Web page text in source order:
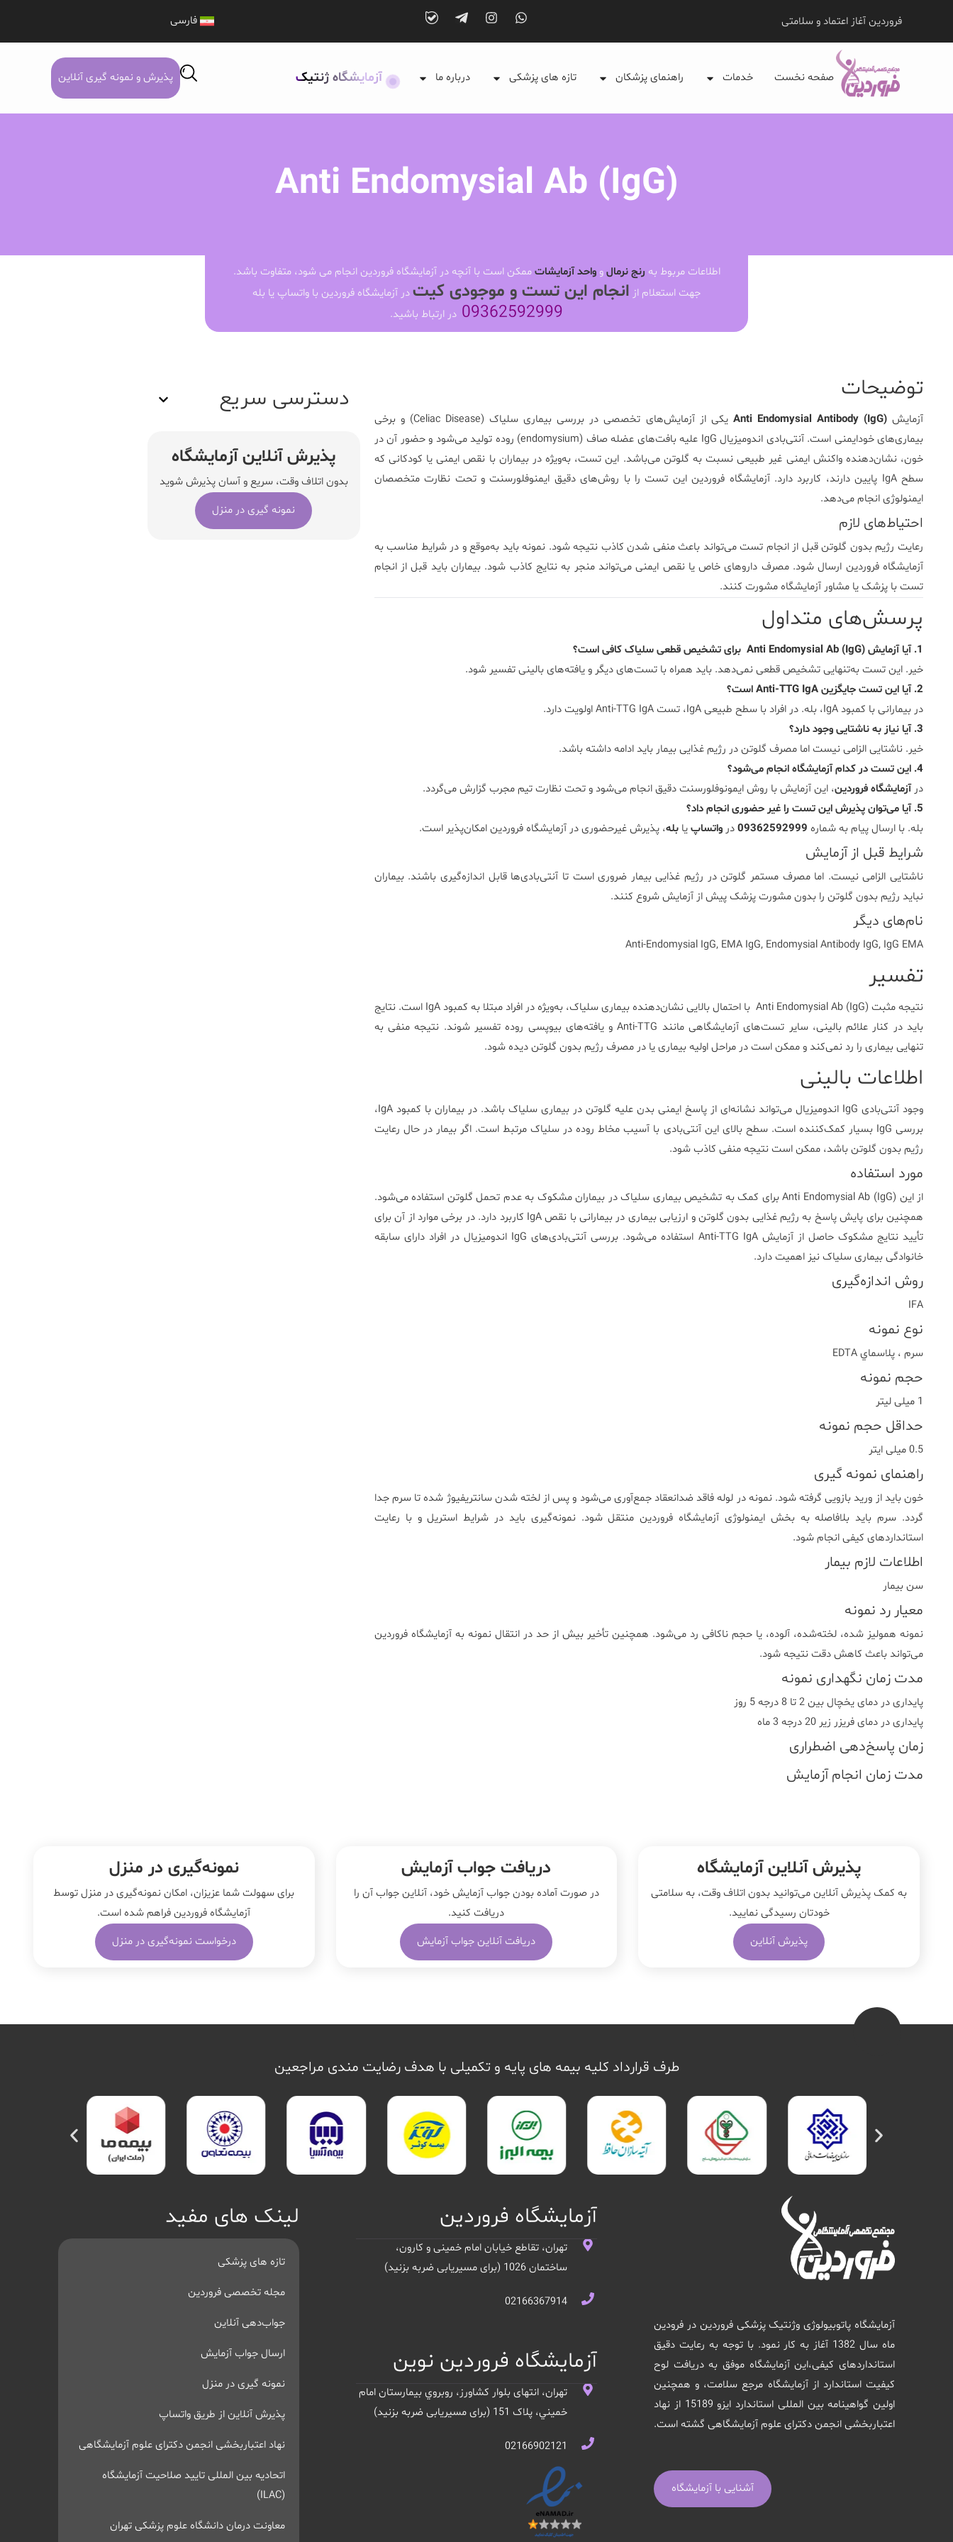
فروردین آغاز اعتماد و سلامتی فارسی
صفحه نخست خدمات راهنمای پزشکان تازه های پزشکی درباره ما آزمایشگاه ژنتیک پذیرش و نمونه گیری آنلاین
Anti Endomysial Ab (IgG)
اطلاعات مربوط به رنج نرمالوواحد آزمایشاتممکن است با آنچه در آزمایشگاه فروردین انجام می شود، متفاوت باشد.
جهت استعلام از انجام این تست و موجودی کیتدر آزمایشگاه فروردین با واتساپ یا بله
09362592999 در ارتباط باشید.
توضیحات
آزمایشAnti Endomysial Antibody (IgG)
یکی از آزمایش‌های تخصصی در بررسی بیماری سلیاک (Celiac Disease) و برخی
بیماری‌های خودایمنی است. آنتی‌بادی اندومیزیال IgG علیه بافت‌های عضله صاف (endomysium) روده تولید می‌شود و حضور آن در
خون، نشان‌دهنده واکنش ایمنی غیر طبیعی نسبت به گلوتن می‌باشد. این تست، به‌ویژه در بیماران با نقص ایمنی یا کودکانی که
سطح IgA پایین دارند، کاربرد دارد.
آزمایشگاه فروردیناین تست را با روش‌های دقیق ایمنوفلورسنت و تحت نظارت متخصصان
ایمنولوژی انجام می‌دهد.
احتیاط‌های لازم
رعایت رژیم بدون گلوتن قبل از انجام تست می‌تواند باعث منفی شدن کاذب نتیجه شود. نمونه باید به‌موقع و در شرایط مناسب به
آزمایشگاه فروردین ارسال شود. مصرف داروهای خاص یا نقص ایمنی می‌تواند منجر به نتایج کاذب شود. بیماران باید قبل از انجام
تست با پزشک یا مشاور آزمایشگاه مشورت کنند.
پرسش‌های متداول
1. آیا آزمایش Anti Endomysial Ab (IgG) برای تشخیص قطعی سلیاک کافی است؟
خیر. این تست به‌تنهایی تشخیص قطعی نمی‌دهد. باید همراه با تست‌های دیگر و یافته‌های بالینی تفسیر شود.
2. آیا این تست جایگزین Anti-TTG IgA است؟
در بیمارانی با کمبود IgA، بله. در افراد با سطح طبیعی IgA، تست Anti-TTG IgA اولویت دارد.
3. آیا نیاز به ناشتایی وجود دارد؟
خیر. ناشتایی الزامی نیست اما مصرف گلوتن در رژیم غذایی بیمار باید ادامه داشته باشد.
4. این تست در کدام آزمایشگاه انجام می‌شود؟
درآزمایشگاه فروردین، این آزمایش با روش ایمونوفلورسنت دقیق انجام می‌شود و تحت نظارت تیم مجرب گزارش می‌گردد.
5. آیا می‌توان پذیرش این تست را غیر حضوری انجام داد؟
بله. با ارسال پیام به شماره 09362592999در واتساپیا بله، پذیرش غیرحضوری در آزمایشگاه فروردین امکان‌پذیر است.
شرایط قبل از آزمایش
ناشتایی الزامی نیست. اما مصرف مستمر گلوتن در رژیم غذایی بیمار ضروری است تا آنتی‌بادی‌ها قابل اندازه‌گیری باشند. بیماران
نباید رژیم بدون گلوتن را بدون مشورت پزشک پیش از آزمایش شروع کنند.
نام‌های دیگر
Anti-Endomysial IgG, EMA IgG, Endomysial Antibody IgG, IgG EMA
تفسیر
نتیجه مثبت Anti Endomysial Ab (IgG) با احتمال بالایی نشان‌دهنده بیماری سلیاک، به‌ویژه در افراد مبتلا به کمبود IgA است. نتایج
باید در کنار علائم بالینی، سایر تست‌های آزمایشگاهی مانند Anti-TTG و یافته‌های بیوپسی روده تفسیر شوند. نتیجه منفی به
تنهایی بیماری را رد نمی‌کند و ممکن است در مراحل اولیه بیماری یا در مصرف رژیم بدون گلوتن دیده شود.
اطلاعات بالینی
وجود آنتی‌بادی IgG اندومیزیال می‌تواند نشانه‌ای از پاسخ ایمنی بدن علیه گلوتن در بیماری سلیاک باشد. در بیماران با کمبود IgA،
بررسی IgG بسیار کمک‌کننده است. سطح بالای این آنتی‌بادی با آسیب مخاط روده در سلیاک مرتبط است. اگر بیمار در حال رعایت
رژیم بدون گلوتن باشد، ممکن است نتیجه منفی کاذب شود.
مورد استفاده
از این Anti Endomysial Ab (IgG) برای کمک به تشخیص بیماری سلیاک در بیماران مشکوک به عدم تحمل گلوتن استفاده می‌شود.
همچنین برای پایش پاسخ به رژیم غذایی بدون گلوتن و ارزیابی بیماری در بیمارانی با نقص IgA کاربرد دارد. در برخی موارد از آن برای
تأیید نتایج مشکوک حاصل از آزمایش Anti-TTG IgA استفاده می‌شود. بررسی آنتی‌بادی‌های IgG اندومیزیال در افراد دارای سابقه
خانوادگی بیماری سلیاک نیز اهمیت دارد.
روش اندازه‌گیری
IFA
نوع نمونه
سرم ، پلاسماي EDTA
حجم نمونه
1 میلی لیتر
حداقل حجم نمونه
0.5 میلی ایتر
راهنمای نمونه گیری
خون باید از ورید بازویی گرفته شود. نمونه در لوله فاقد ضدانعقاد جمع‌آوری می‌شود و پس از لخته شدن سانتریفیوژ شده تا سرم جدا
گردد. سرم باید بلافاصله به بخش ایمنولوژی آزمایشگاه فروردین منتقل شود. نمونه‌گیری باید در شرایط استریل و با رعایت
استانداردهای کیفی انجام شود.
اطلاعات لازم بیمار
سن بیمار
معیار رد نمونه
نمونه همولیز شده، لخته‌شده، آلوده، یا حجم ناکافی رد می‌شود. همچنین تأخیر بیش از حد در انتقال نمونه به آزمایشگاه فروردین
می‌تواند باعث کاهش دقت نتیجه شود.
مدت زمان نگهداری نمونه
پایداری در دمای یخچال بین 2 تا 8 درجه 5 روز
پایداری در دمای فریزر زیر 20 درجه 3 ماه
زمان پاسخ‌دهی اضطراری
مدت زمان انجام آزمایش
دسترسی سریع
پذیرش آنلاین آزمایشگاه
بدون اتلاف وقت، سریع و آسان پذیرش شوید
نمونه گیری در منزل
پذیرش آنلاین آزمایشگاه
به کمک پذیرش آنلاین می‌توانید بدون اتلاف وقت، به سلامتی
خودتان رسیدگی نمایید.
پذیرش آنلاین
دریافت جواب آزمایش
در صورت آماده بودن جواب آزمایش خود، آنلاین جواب‌ آن را
دریافت کنید.
دریافت آنلاین جواب آزمایش
نمونه‌‌گیری در منزل
برای سهولت شما عزیزان، امکان نمونه‌گیری در منزل توسط
آزمایشگاه فروردین فراهم شده است.
درخواست نمونه‌گیری در منزل
طرف قرارداد کلیه بیمه های پایه و تکمیلی با هدف رضایت مندی مراجعین
آزمایشگاه پاتوبیولوژی وژنتیک پزشکی فروردین در فرودین
ماه سال 1382 آغاز به کار نمود. با توجه به رعایت دقیق
استانداردهای کیفی،این آزمایشگاه موفق به دریافت لوح
کیفیت استاندارد از آزمایشگاه مرجع سلامت، و همچنین
اولین گواهینامه بین المللی استاندارد ایزو 15189 از نهاد
اعتباربخشی انجمن دکترای علوم آزمایشگاهی گشته است.
آشنایی با آزمایشگاه
آزمایشگاه فروردین
تهران، تقاطع خیابان امام خمینی و کارون،
ساختمان 1026 (برای مسیریابی ضربه بزنید)
02166367914
آزمایشگاه فروردین نوین
تهران، انتهای بلوار کشاورز، روبروي بيمارستان امام
خميني، پلاک 151 (برای مسیریابی ضربه بزنید)
02166902121
لینک های مفید
تازه های پزشکی
مجله تخصصی فروردین
جواب‌دهی آنلاین
ارسال جواب آزمایش
نمونه گیری در منزل
پذیرش آنلاین از طریق واتساپ
نهاد اعتباربخشی انجمن دکترای علوم آزمایشگاهی
اتحادیه بین المللی تایید صلاحیت آزمایشگاه
(ILAC)
معاونت درمان دانشگاه علوم پزشکی تهران